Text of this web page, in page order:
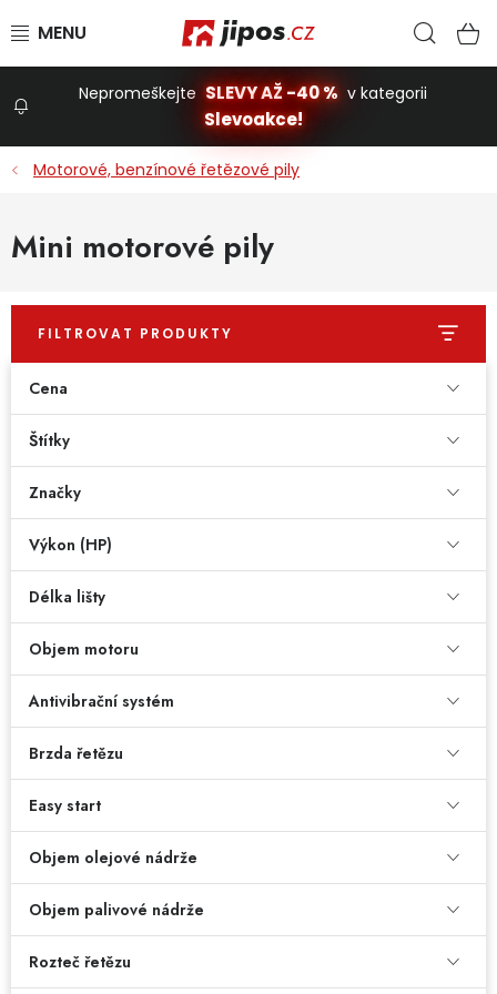
Dílna
Domácnost
Dětská hřiště
Vánoce
Ochranné pomůcky
Výprodej
Značky
Nepromeškejte SLEVY AŽ -40 % v kategorii
Slevoakce!
Motorové, benzínové řetězové pily
Mini motorové pily
FILTROVAT PRODUKTY
Cena
Štítky
Značky
Výkon (HP)
Délka lišty
Objem motoru
Antivibrační systém
Brzda řetězu
Easy start
Objem olejové nádrže
Objem palivové nádrže
Rozteč řetězu